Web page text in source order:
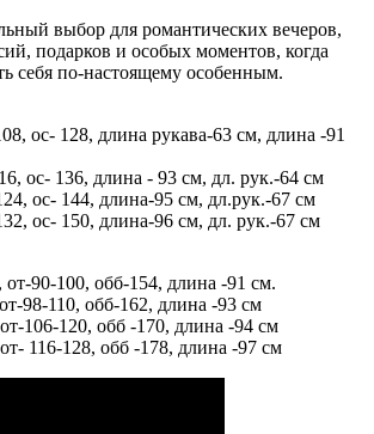
выбор для романтических вечеров,
подарков и особых моментов, когда
себя по-настоящему особенным.
ос- 128, длина рукава-63 см, длина -91
ос- 136, длина - 93 см, дл. рук.-64 см
ос- 144, длина-95 см, дл.рук.-67 см
ос- 150, длина-96 см, дл. рук.-67 см
от-90-100, обб-154, длина -91 см.
98-110, обб-162, длина -93 см
106-120, обб -170, длина -94 см
116-128, обб -178, длина -97 см